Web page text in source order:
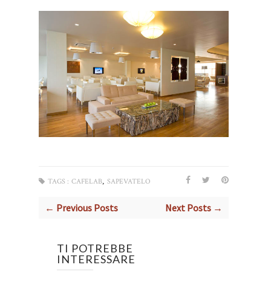
TAGS : CAFELAB SAPEVATELO
← Previous Posts Next Posts →
TI POTREBBE
INTERESSARE